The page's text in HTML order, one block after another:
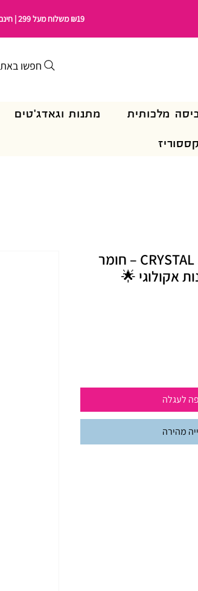
₪19 משלוח מעל 299 | חינם מעל 449 | לכל הארץ
מלכותית מתנות וגאדג'טים
חפשו
🌟 CRYSTAL SHINE CS500 – חומר
אקולוגי 🌟
לעגלה
מהירה